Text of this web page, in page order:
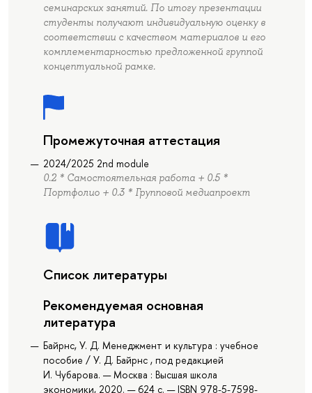
семинарских занятий. По итогу презентации
студенты получают индивидуальную оценку в
соответствии с качеством материалов и его
комплементарностью предложенной группой
концептуальной рамке.
Промежуточная аттестация
2024/2025 2nd module
0.2 * Самостоятельная работа + 0.5 *
Портфолио + 0.3 * Групповой медиапроект
Список литературы
Рекомендуемая основная
литература
Байрнс, У. Д. Менеджмент и культура : учебное
пособие / У. Д. Байрнс , под редакцией
И. Чубарова. — Москва : Высшая школа
экономики, 2020. — 624 с. — ISBN 978-5-7598-